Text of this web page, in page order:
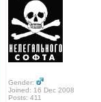
Gender:
Joined: 16 Dec 2008
Posts: 411